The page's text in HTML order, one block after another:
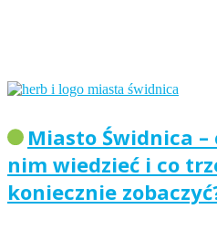
Miasto Świdnica
nim wiedzieć i co
koniecznie